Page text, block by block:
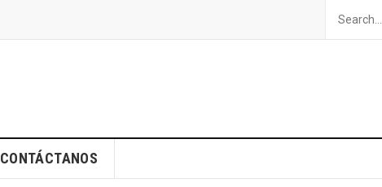
CONTÁCTANOS